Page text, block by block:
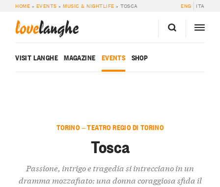
HOME » EVENTS »MUSIC & NIGHTLIFE »TOSCA ENG ITA
lovelanghe
VISIT LANGHE MAGAZINE EVENTS SHOP
TORINO — TEATRO REGIO DI TORINO
Tosca
Passione, intrigo e tragedia si intrecciano in un
dramma mozzafiato: una donna coraggiosa sfida il